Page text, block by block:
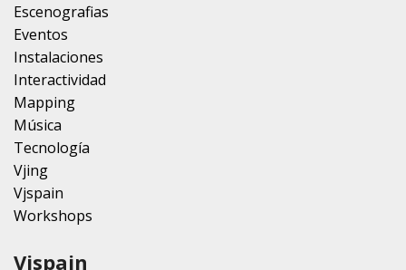
Escenografias
Eventos
Instalaciones
Interactividad
Mapping
Música
Tecnología
Vjing
Vjspain
Workshops
Vjspain